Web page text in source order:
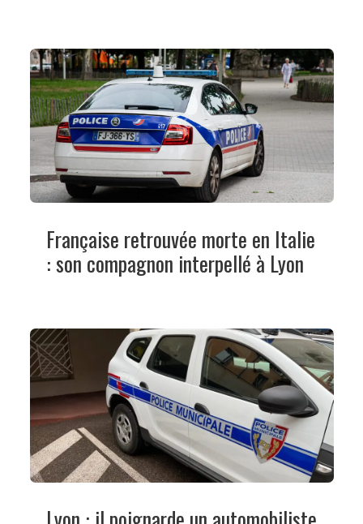
Française retrouvée morte en Italie
: son compagnon interpellé à Lyon